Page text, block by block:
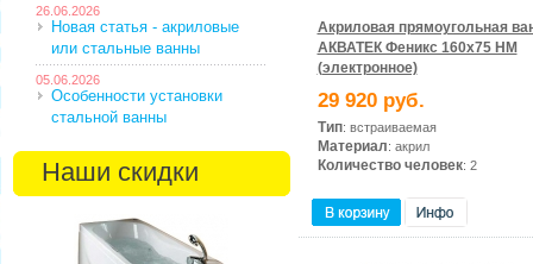
26.06.2026
Новая статья - акриловые
или стальные ванны
05.06.2026
Особенности установки
стальной ванны
Наши скидки
Акриловая прямоугольная
АКВАТЕК Феникс 160х75 HM
(электронное)
29 920 руб.
Тип: встраиваемая
Материал: акрил
Количество человек: 2